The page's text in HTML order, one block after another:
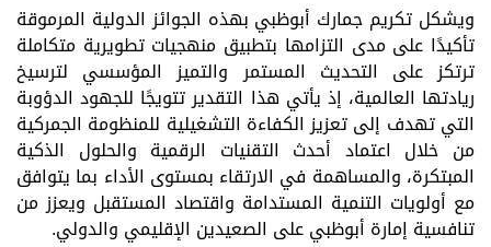
ويشكل تكريم جمارك أبوظبي بهذه الجوائز الدولية المرموقة
تأكيدًا على مدى التزامها بتطبيق منهجيات تطويرية متكاملة
ترتكز على التحديث المستمر والتميز المؤسسي لترسيخ
ريادتها العالمية، إذ يأتي هذا التقدير تتويجًا للجهود الدؤوبة
التي تهدف إلى تعزيز الكفاءة التشغيلية للمنظومة الجمركية
من خلال اعتماد أحدث التقنيات الرقمية والحلول الذكية
المبتكرة، والمساهمة في الارتقاء بمستوى الأداء بما يتوافق
مع أولويات التنمية المستدامة واقتصاد المستقبل ويعزز من
تنافسية إمارة أبوظبي على الصعيدين الإقليمي والدولي.